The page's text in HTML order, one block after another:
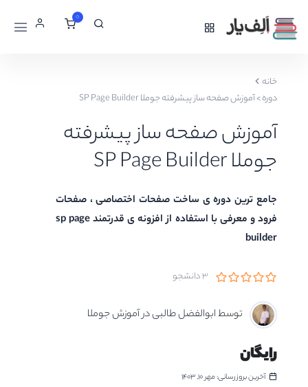
0
خانه
دوره>آموزش صفحه ساز پیشرفته جوملا SP Page Builder
آموزش صفحه ساز پیشرفته
جوملا SP Page Builder
جامع ترین دوره ی ساخت صفحات اختصاصی ، صفحات
فرود و معرفی با استفاده از افزونه ی قدرتمند sp page
builder
3 دانشجو
توسطابوالفضل طالبیدرآموزش جوملا
رایگان
آخرین بروزرسانی: مهر ۱۰, ۱۴۰۳